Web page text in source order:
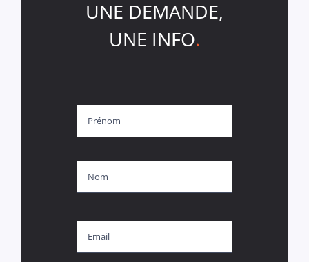
UNE DEMANDE,
UNE INFO.
Nom * Prénom
Nom
E-
mail